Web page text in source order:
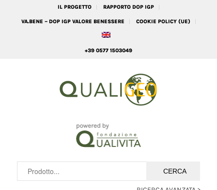
IL PROGETTO RAPPORTO DOP IGP
VA.BENE – DOP IGP VALORE BENESSERE COOKIE POLICY (UE)
+39 0577 1503049